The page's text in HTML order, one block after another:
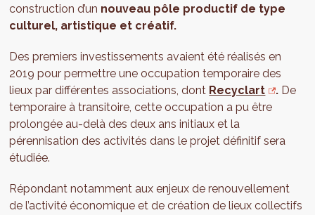
construction d’un nouveau pôle productif de type
culturel, artistique et créatif.
Des premiers investissements avaient été réalisés en
2019 pour permettre une occupation temporaire des
lieux par différentes associations, dont Recyclart . De
temporaire à transitoire, cette occupation a pu être
prolongée au-delà des deux ans initiaux et la
pérennisation des activités dans le projet définitif sera
étudiée.
Répondant notamment aux enjeux de renouvellement
de l’activité économique et de création de lieux collectifs